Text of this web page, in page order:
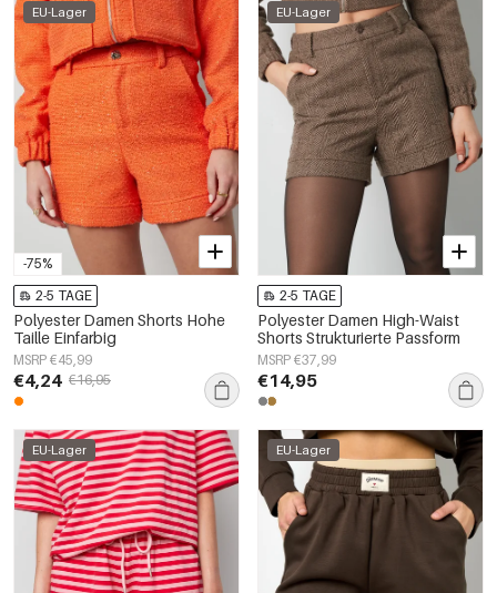
-75%
EU-Lager
2-5 TAGE
Polyester Damen Shorts Hohe
Taille Einfarbig
MSRP €45,99
€4,24 €16,95
EU-Lager
2-5 TAGE
Polyester Damen High-Waist
Shorts Strukturierte Passform
MSRP €37,99
€14,95
EU-Lager EU-Lager